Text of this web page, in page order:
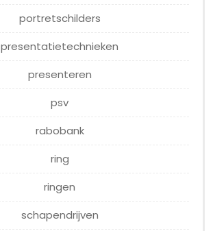
portretschilders
presentatietechnieken
presenteren
psv
rabobank
ring
ringen
schapendrijven